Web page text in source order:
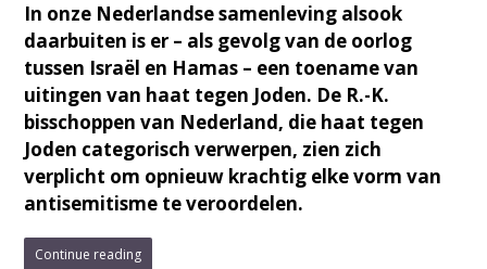
In onze Nederlandse samenleving alsook
daarbuiten is er – als gevolg van de oorlog
tussen Israël en Hamas – een toename van
uitingen van haat tegen Joden. De R.-K.
bisschoppen van Nederland, die haat tegen
Joden categorisch verwerpen, zien zich
verplicht om opnieuw krachtig elke vorm van
antisemitisme te veroordelen.
Continue reading